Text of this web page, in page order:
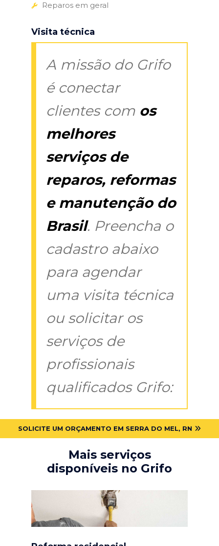
Reparos em geral
Visita técnica
A missão do Grifo
é conectar
clientes com os
melhores
serviços de
reparos, reformas
e manutenção do
Brasil. Preencha o
cadastro abaixo
para agendar
uma visita técnica
ou solicitar os
serviços de
profissionais
qualificados Grifo:
SOLICITE UM ORÇAMENTO EM SERRA DO MEL, RN
Mais serviços
disponíveis no Grifo